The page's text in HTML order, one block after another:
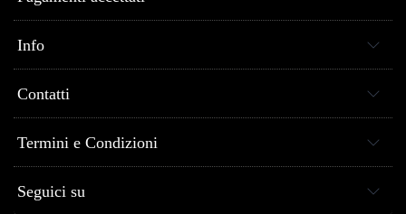
Info
Contatti
Termini e Condizioni
Seguici su